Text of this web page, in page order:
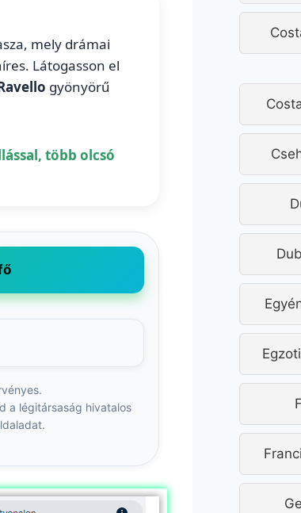
mely drámai
Látogasson el
gyönyörű
több olcsó
a légitársaság hivatalos